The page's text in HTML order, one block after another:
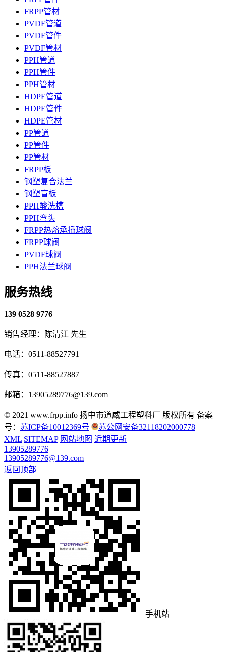
FRPP管材
PVDF管道
PVDF管件
PVDF管材
PPH管道
PPH管件
PPH管材
HDPE管道
HDPE管件
HDPE管材
PP管道
PP管件
PP管材
FRPP板
钢塑复合法兰
钢塑盲板
PPH酸洗槽
PPH弯头
FRPP热熔承插球阀
FRPP球阀
PVDF球阀
PPH法兰球阀
服务热线
139 0528 9776
销售经理：陈清江 先生
电话：0511-88527791
传真：0511-88527887
邮箱：13905289776@139.com
© 2021 www.frpp.info 扬中市道威工程塑料厂 版权所有 备案
号： 苏ICP备10012369号
苏公网安备32118202000778
XML SITEMAP 网站地图 近期更新
13905289776
13905289776@139.com
返回顶部
手机站